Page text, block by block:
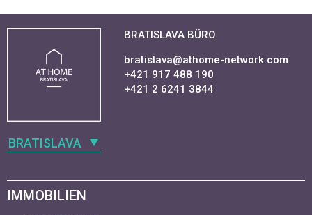
BRATISLAVA
BRATISLAVA BÜRO
bratislava@athome-network.com
+421 917 488 190
+421 2 6241 3844
IMMOBILIEN